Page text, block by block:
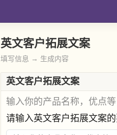
英文客户拓展文案
填写信息 → 生成内容
英文客户拓展文案
输入你的产品名称，优点
请输入英文客户拓展文案